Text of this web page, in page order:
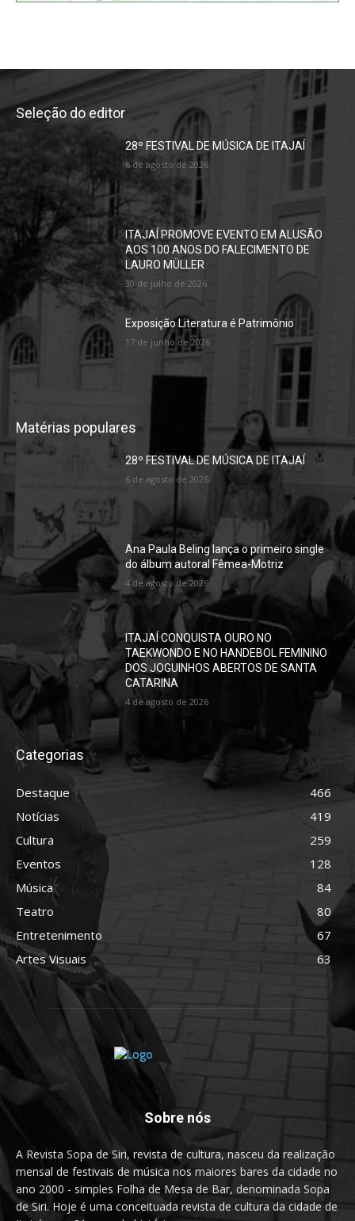
Seleção do editor
28º FESTIVAL DE MÚSICA DE ITAJAÍ
6 de agosto de 2026
ITAJAÍ PROMOVE EVENTO EM ALUSÃO
AOS 100 ANOS DO FALECIMENTO DE
LAURO MÜLLER
30 de julho de 2026
Exposição Literatura é Patrimônio
17 de junho de 2026
Matérias populares
28º FESTIVAL DE MÚSICA DE ITAJAÍ
6 de agosto de 2026
Ana Paula Beling lança o primeiro single
do álbum autoral Fêmea-Motriz
4 de agosto de 2026
ITAJAÍ CONQUISTA OURO NO
TAEKWONDO E NO HANDEBOL FEMININO
DOS JOGUINHOS ABERTOS DE SANTA
CATARINA
4 de agosto de 2026
Categorias
Destaque
466
Notícias
419
Cultura
259
Eventos
128
Música
84
Teatro
80
Entretenimento
67
Artes Visuais
63
Sobre nós
A Revista Sopa de Siri, revista de cultura, nasceu da realização
mensal de festivais de música nos maiores bares da cidade no
ano 2000 - simples Folha de Mesa de Bar, denominada Sopa
de Siri. Hoje é uma conceituada revista de cultura da cidade de